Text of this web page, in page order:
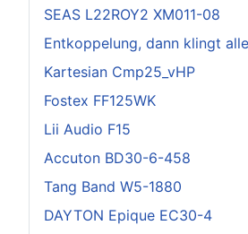
SEAS L22ROY2 XM011-08
Entkoppelung, dann klingt
Kartesian Cmp25_vHP
Fostex FF125WK
Lii Audio F15
Accuton BD30-6-458
Tang Band W5-1880
DAYTON Epique EC30-4